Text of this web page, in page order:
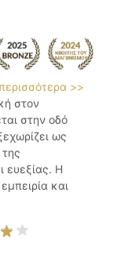
>>
στον
στην οδό
ως
ευεξίας. Η
και